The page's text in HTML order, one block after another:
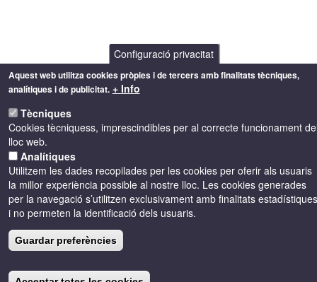
Configuració privacitat
Aquest web utilitza cookies pròpies i de tercers amb finalitats tècniques,
analítiques i de publicitat. + Info
Tècniques
Cookies tècniquess, imprescindibles per al correcte funcionament
lloc web.
Analítiques
Utilitzem les dades recopilades per les cookies per oferir als usuaris
la millor experiència possible al nostre lloc. Les cookies generades
per la navegació s’utilitzen exclusivament amb finalitats estadístiques
i no permeten la identificació dels usuaris.
Guardar preferències